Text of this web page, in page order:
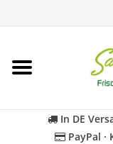
Startseite
In DE
PayPal ·